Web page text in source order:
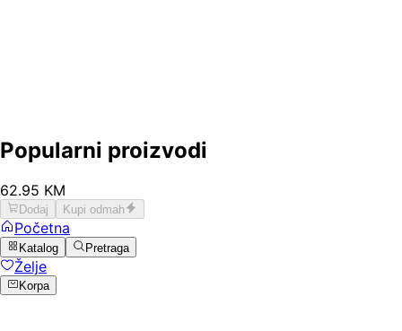
Popularni proizvodi
62.95 KM
Dodaj Kupi odmah
Početna
Katalog Pretraga
Želje
Korpa